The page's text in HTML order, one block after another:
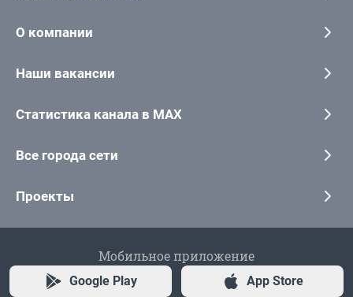
О компании
Наши вакансии
Статистика канала в MAX
Все города сети
Проекты
Мобильное приложение
Google Play App Store